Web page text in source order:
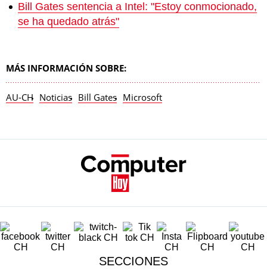
Bill Gates sentencia a Intel: "Estoy conmocionado,
se ha quedado atrás"
MÁS INFORMACIÓN SOBRE:
AU-CH Noticias Bill Gates Microsoft
SECCIONES